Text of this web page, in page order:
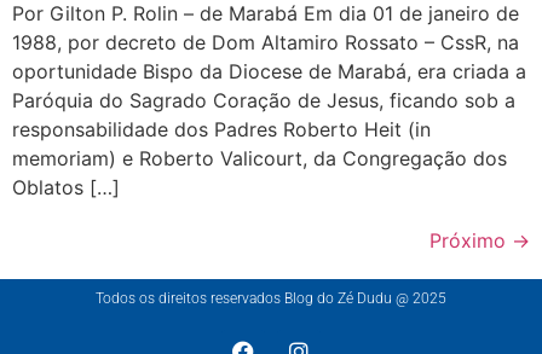
Por Gilton P. Rolin – de Marabá Em dia 01 de janeiro de
1988, por decreto de Dom Altamiro Rossato – CssR, na
oportunidade Bispo da Diocese de Marabá, era criada a
Paróquia do Sagrado Coração de Jesus, ficando sob a
responsabilidade dos Padres Roberto Heit (in
memoriam) e Roberto Valicourt, da Congregação dos
Oblatos […]
Próximo →
Todos os direitos reservados Blog do Zé Dudu @ 2025